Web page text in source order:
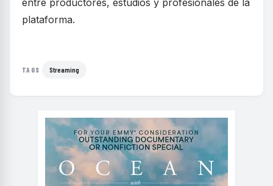
entre productores, estudios y profesionales de la
plataforma.
TAGS Streaming